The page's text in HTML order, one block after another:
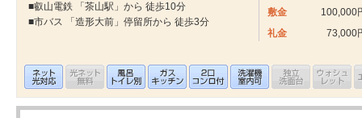
■叡山電鉄 「茶山駅」から 徒歩10分
■市バス 「造形大前」停留所から 徒歩3分
敷金
100,000
礼金
73,000